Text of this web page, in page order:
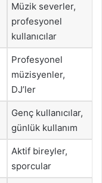
Müzik severler,
profesyonel
kullanıcılar
Profesyonel
müzisyenler,
DJ’ler
Genç kullanıcılar,
günlük kullanım
Aktif bireyler,
sporcular